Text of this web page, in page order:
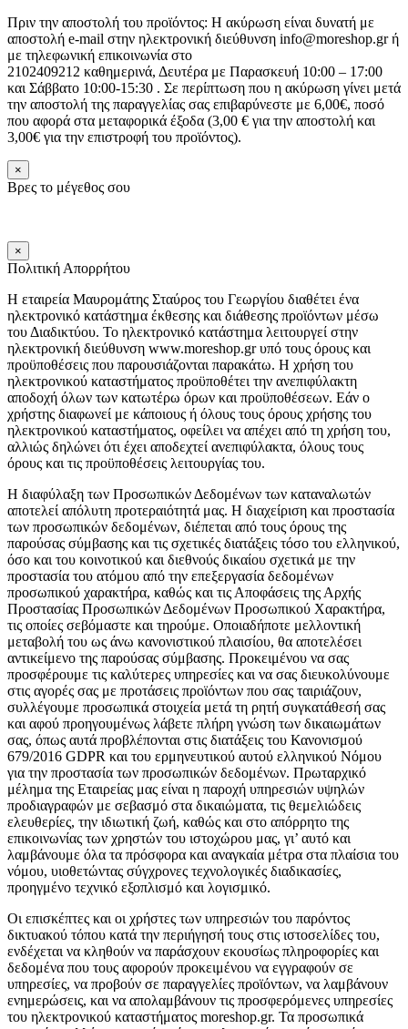
Πριν την αποστολή του προϊόντος: Η ακύρωση είναι δυνατή με
αποστολή e-mail στην ηλεκτρονική διεύθυνση info@moreshop.gr ή
με τηλεφωνική επικοινωνία στο
2102409212 καθημερινά, Δευτέρα με Παρασκευή 10:00 – 17:00
και Σάββατο 10:00-15:30 . Σε περίπτωση που η ακύρωση γίνει μετά
την αποστολή της παραγγελίας σας επιβαρύνεστε με 6,00€, ποσό
που αφορά στα μεταφορικά έξοδα (3,00 € για την αποστολή και
3,00€ για την επιστροφή του προϊόντος).
×
Βρες το μέγεθος σου
×
Πολιτική Απορρήτου
Η εταιρεία Μαυρομάτης Σταύρος του Γεωργίου διαθέτει ένα
ηλεκτρονικό κατάστημα έκθεσης και διάθεσης προϊόντων μέσω
του Διαδικτύου. Το ηλεκτρονικό κατάστημα λειτουργεί στην
ηλεκτρονική διεύθυνση www.moreshop.gr υπό τους όρους και
προϋποθέσεις που παρουσιάζονται παρακάτω. Η χρήση του
ηλεκτρονικού καταστήματος προϋποθέτει την ανεπιφύλακτη
αποδοχή όλων των κατωτέρω όρων και προϋποθέσεων. Εάν ο
χρήστης διαφωνεί με κάποιους ή όλους τους όρους χρήσης του
ηλεκτρονικού καταστήματος, οφείλει να απέχει από τη χρήση του,
αλλιώς δηλώνει ότι έχει αποδεχτεί ανεπιφύλακτα, όλους τους
όρους και τις προϋποθέσεις λειτουργίας του.
Η διαφύλαξη των Προσωπικών Δεδομένων των καταναλωτών
αποτελεί απόλυτη προτεραιότητά μας. Η διαχείριση και προστασία
των προσωπικών δεδομένων, διέπεται από τους όρους της
παρούσας σύμβασης και τις σχετικές διατάξεις τόσο του ελληνικού,
όσο και του κοινοτικού και διεθνούς δικαίου σχετικά με την
προστασία του ατόμου από την επεξεργασία δεδομένων
προσωπικού χαρακτήρα, καθώς και τις Αποφάσεις της Αρχής
Προστασίας Προσωπικών Δεδομένων Προσωπικού Χαρακτήρα,
τις οποίες σεβόμαστε και τηρούμε. Οποιαδήποτε μελλοντική
μεταβολή του ως άνω κανονιστικού πλαισίου, θα αποτελέσει
αντικείμενο της παρούσας σύμβασης. Προκειμένου να σας
προσφέρουμε τις καλύτερες υπηρεσίες και να σας διευκολύνουμε
στις αγορές σας με προτάσεις προϊόντων που σας ταιριάζουν,
συλλέγουμε προσωπικά στοιχεία μετά τη ρητή συγκατάθεσή σας
και αφού προηγουμένως λάβετε πλήρη γνώση των δικαιωμάτων
σας, όπως αυτά προβλέπονται στις διατάξεις του Κανονισμού
679/2016 GDPR και του ερμηνευτικού αυτού ελληνικού Νόμου
για την προστασία των προσωπικών δεδομένων. Πρωταρχικό
μέλημα της Εταιρείας μας είναι η παροχή υπηρεσιών υψηλών
προδιαγραφών με σεβασμό στα δικαιώματα, τις θεμελιώδεις
ελευθερίες, την ιδιωτική ζωή, καθώς και στο απόρρητο της
επικοινωνίας των χρηστών του ιστοχώρου μας, γι’ αυτό και
λαμβάνουμε όλα τα πρόσφορα και αναγκαία μέτρα στα πλαίσια του
νόμου, υιοθετώντας σύγχρονες τεχνολογικές διαδικασίες,
προηγμένο τεχνικό εξοπλισμό και λογισμικό.
Οι επισκέπτες και οι χρήστες των υπηρεσιών του παρόντος
δικτυακού τόπου κατά την περιήγησή τους στις ιστοσελίδες του,
ενδέχεται να κληθούν να παράσχουν εκουσίως πληροφορίες και
δεδομένα που τους αφορούν προκειμένου να εγγραφούν σε
υπηρεσίες, να προβούν σε παραγγελίες προϊόντων, να λαμβάνουν
ενημερώσεις, και να απολαμβάνουν τις προσφερόμενες υπηρεσίες
του ηλεκτρονικού καταστήματος moreshop.gr. Τα προσωπικά